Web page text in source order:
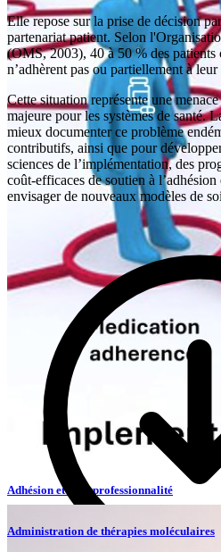
Adhésion et Interprofessionnalité
Marie Paule Schneider Voirol
Elle repose sur la prise de décision
partenariat patient. Selon
(OMS, 2003), 40 à 50 % des patients
n’adhèrent pas ou partiellement à
Cette situation représente une
majeure pour les systèmes de santé.
mieux documenter ce problème
contributifs, ainsi que pour
sciences de l’implémentation, des
coût-efficaces de soutien à
envisager de nouveaux modèles de
Administration de thérapies moléculaires